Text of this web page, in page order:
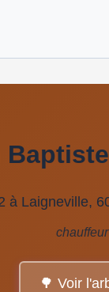
à Laigneville,
chauffeur
🌳 Voir